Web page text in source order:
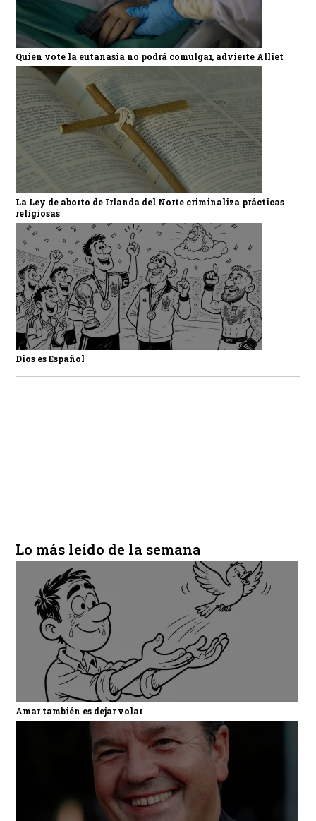
Quien vote la eutanasia no podrá comulgar, advierte Alliet
La Ley de aborto de Irlanda del Norte criminaliza prácticas
religiosas
Dios es Español
Lo más leído de la semana
Amar también es dejar volar